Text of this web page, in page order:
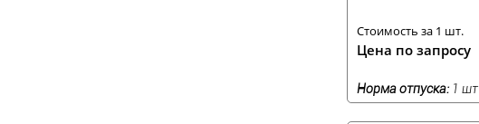
Стоимость за 1 шт.
Цена по запросу
Норма отпуска:1 шт